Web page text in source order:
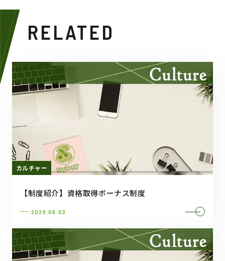
RELATED
カルチャー
【制度紹介】資格取得ボーナス制度
2026.08.03